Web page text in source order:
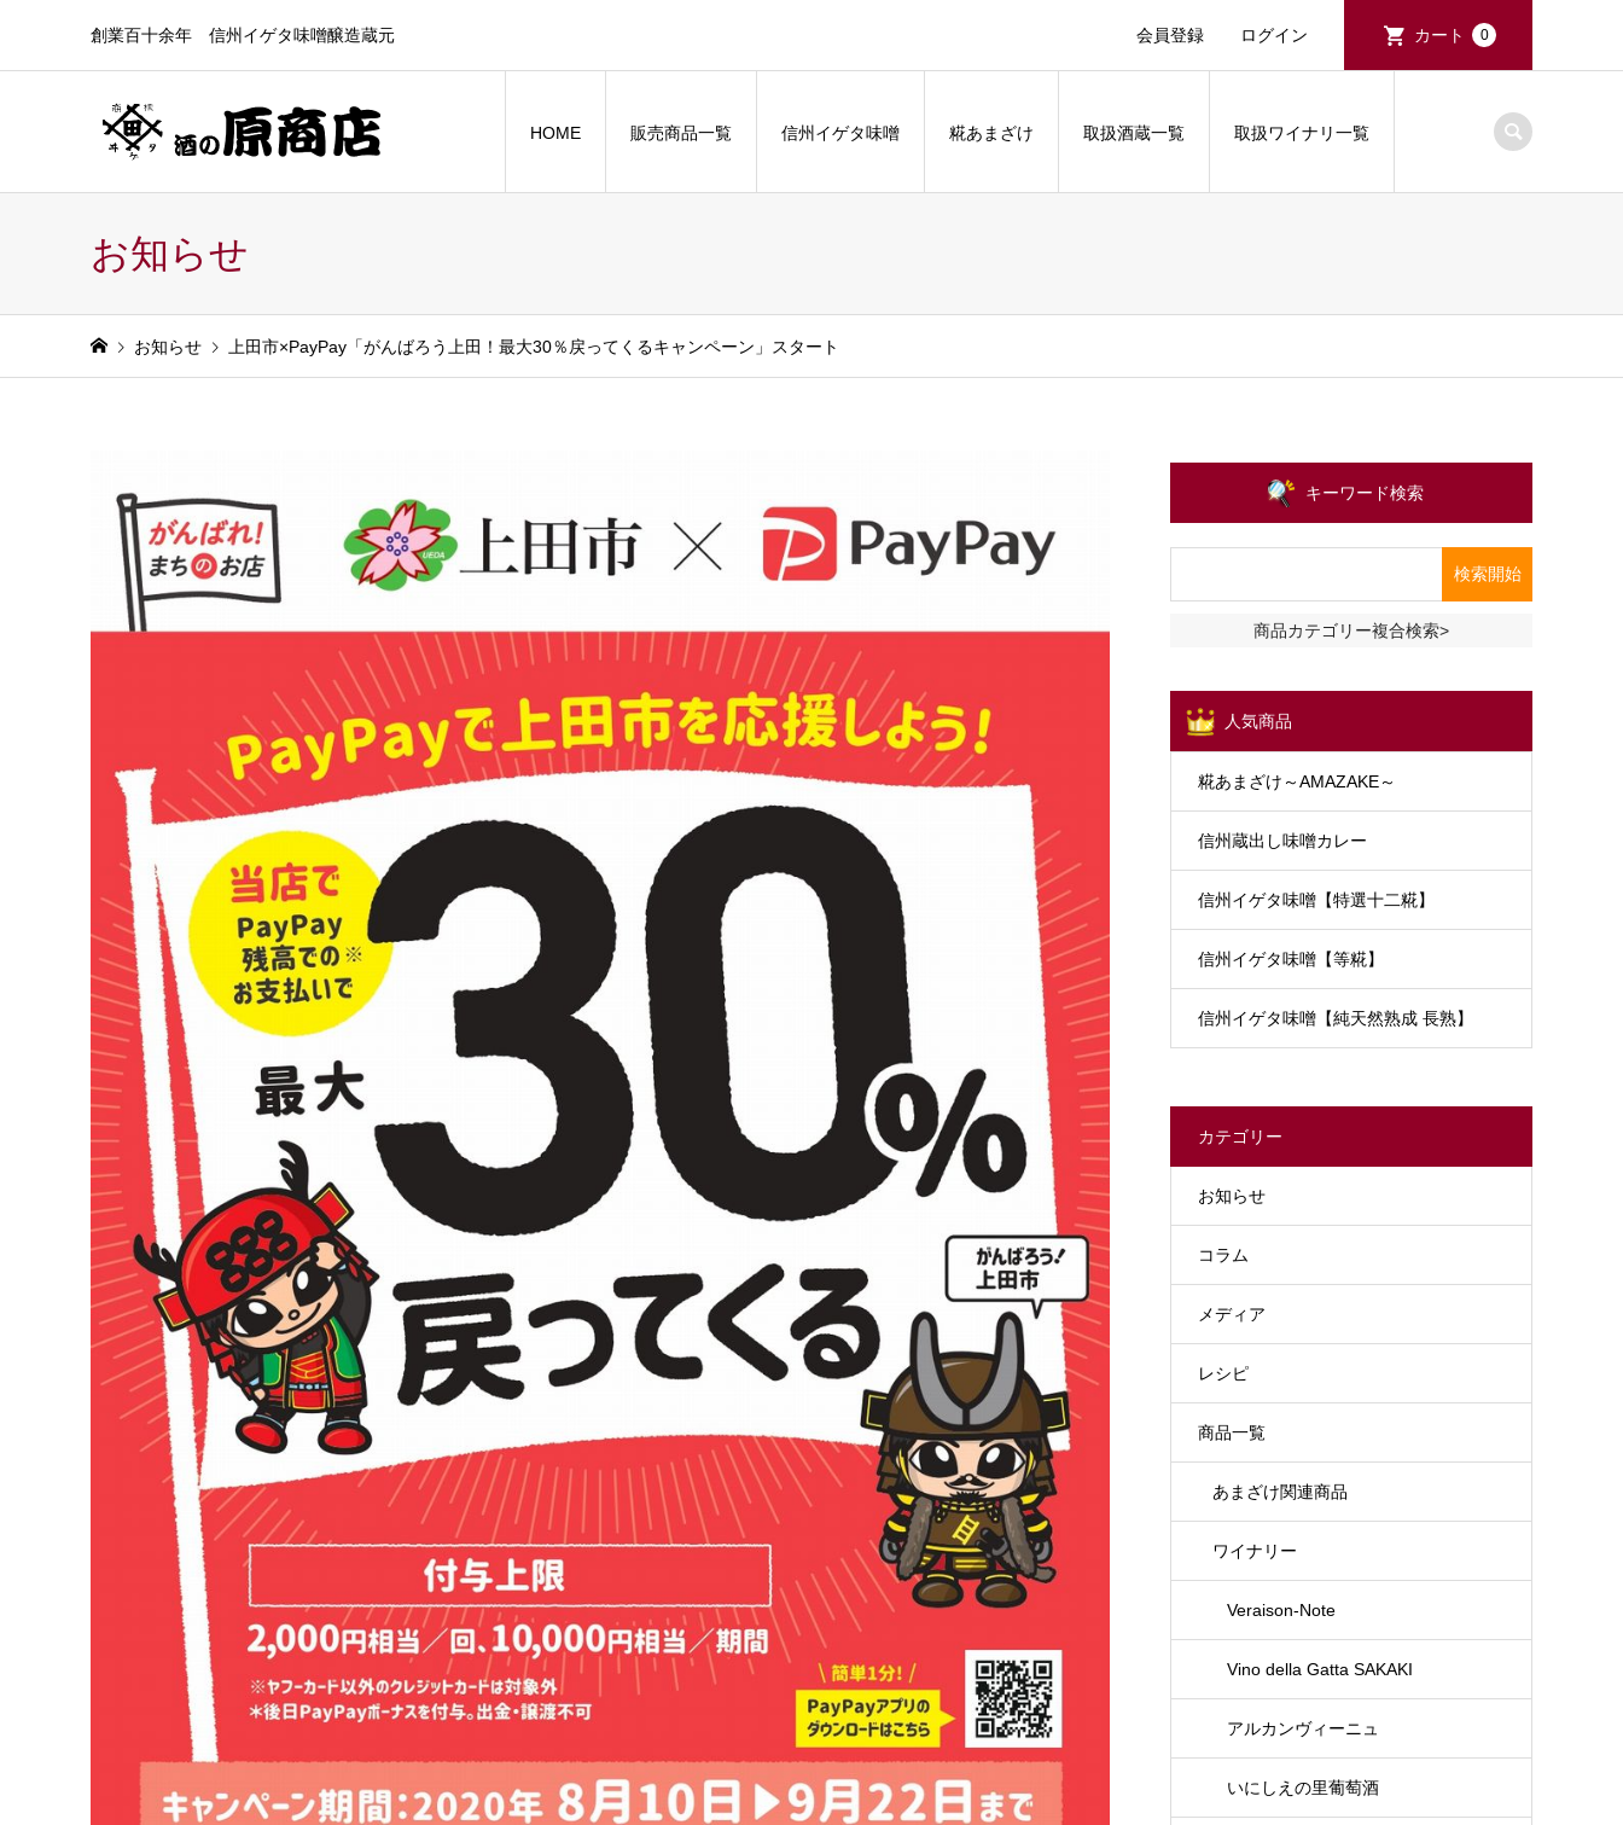
創業百十余年 信州イゲタ味噌醸造蔵元 会員登録 ログイン カート 0
HOME 販売商品一覧 信州イゲタ味噌 糀あまざけ 取扱酒蔵一覧 取扱ワイナリ一覧
お知らせ
お知らせ 上田市×PayPay「がんばろう上田！最大30％戻ってくるキャンペーン」スタート
キーワード検索
商品カテゴリー複合検索>
人気商品
糀あまざけ～AMAZAKE～
信州蔵出し味噌カレー
信州イゲタ味噌【特選十二糀】
信州イゲタ味噌【等糀】
信州イゲタ味噌【純天然熟成 長熟】
カテゴリー
お知らせ
コラム
メディア
レシピ
商品一覧
あまざけ関連商品
ワイナリー
Veraison-Note
Vino della Gatta SAKAKI
アルカンヴィーニュ
いにしえの里葡萄酒